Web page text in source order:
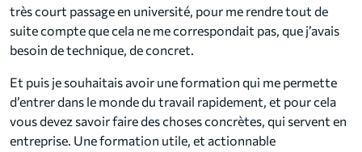
très court passage en université, pour me rendre tout de
suite compte que cela ne me correspondait pas, que j’avais
besoin de technique, de concret.
Et puis je souhaitais avoir une formation qui me permette
d’entrer dans le monde du travail rapidement, et pour cela
vous devez savoir faire des choses concrètes, qui servent en
entreprise. Une formation utile, et actionnable